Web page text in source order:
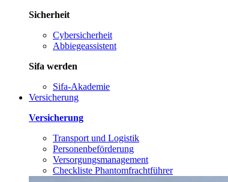
Sicherheit
Cybersicherheit
Abbiegeassistent
Sifa werden
Sifa-Akademie
Versicherung
Versicherung
Transport und Logistik
Personenbeförderung
Versorgungsmanagement
Checkliste Phantomfrachtführer